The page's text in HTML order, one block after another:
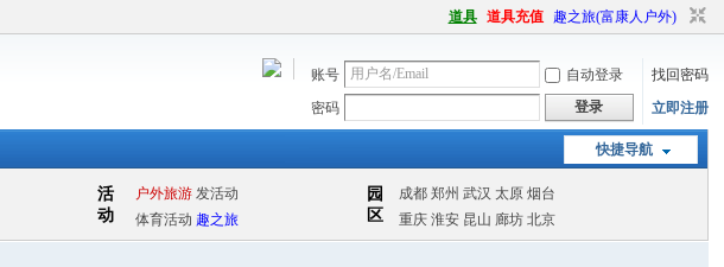
道具 道具充值 趣之旅(富康人户外)
账号 自动登录
找回密码
密码
登录 立即注册
快捷导航